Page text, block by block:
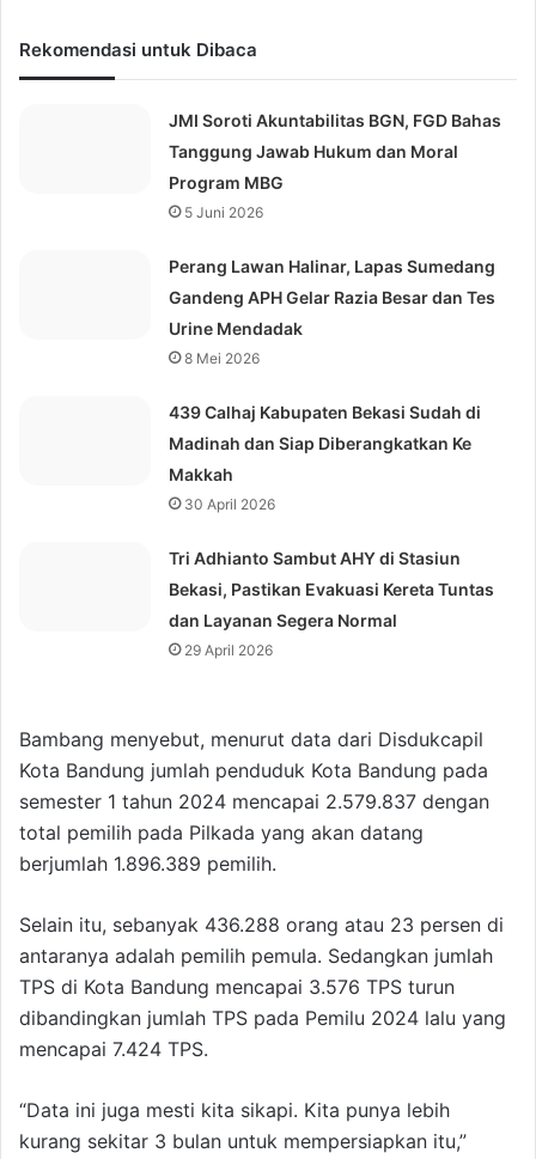
Rekomendasi untuk Dibaca
JMI Soroti Akuntabilitas BGN, FGD Bahas
Tanggung Jawab Hukum dan Moral
Program MBG
5 Juni 2026
Perang Lawan Halinar, Lapas Sumedang
Gandeng APH Gelar Razia Besar dan Tes
Urine Mendadak
8 Mei 2026
439 Calhaj Kabupaten Bekasi Sudah di
Madinah dan Siap Diberangkatkan Ke
Makkah
30 April 2026
Tri Adhianto Sambut AHY di Stasiun
Bekasi, Pastikan Evakuasi Kereta Tuntas
dan Layanan Segera Normal
29 April 2026
Bambang menyebut, menurut data dari Disdukcapil
Kota Bandung jumlah penduduk Kota Bandung pada
semester 1 tahun 2024 mencapai 2.579.837 dengan
total pemilih pada Pilkada yang akan datang
berjumlah 1.896.389 pemilih.
Selain itu, sebanyak 436.288 orang atau 23 persen di
antaranya adalah pemilih pemula. Sedangkan jumlah
TPS di Kota Bandung mencapai 3.576 TPS turun
dibandingkan jumlah TPS pada Pemilu 2024 lalu yang
mencapai 7.424 TPS.
“Data ini juga mesti kita sikapi. Kita punya lebih
kurang sekitar 3 bulan untuk mempersiapkan itu,”